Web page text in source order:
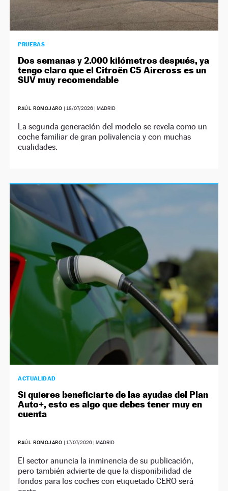
PRUEBAS
Dos semanas y 2.000 kilómetros después, ya
tengo claro que el Citroën C5 Aircross es un
SUV muy recomendable
RAÚL ROMOJARO | 18/07/2026| MADRID
La segunda generación del modelo se revela como un
coche familiar de gran polivalencia y con muchas
cualidades.
ACTUALIDAD
Si quieres beneficiarte de las ayudas del Plan
Auto+, esto es algo que debes tener muy en
cuenta
RAÚL ROMOJARO | 17/07/2026| MADRID
El sector anuncia la inminencia de su publicación,
pero también advierte de que la disponibilidad de
fondos para los coches con etiquetado CERO será